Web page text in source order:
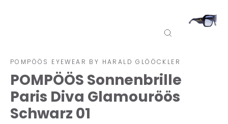
POMPÖÖS EYEWEAR BY HARALD GLÖÖCKLER
POMPÖÖS Sonnenbrille
Paris Diva Glamouröös
Schwarz 01